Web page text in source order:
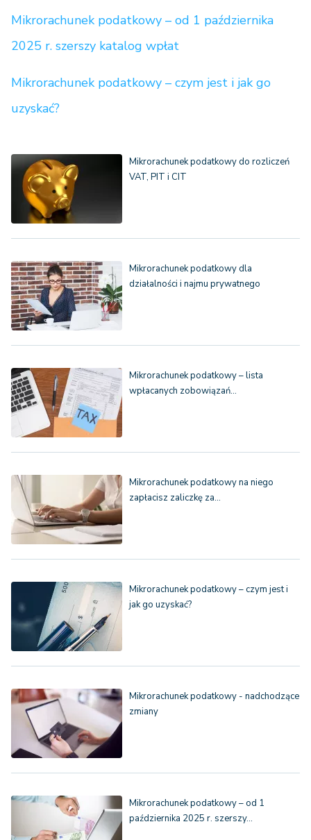
Mikrorachunek podatkowy – od 1 października
2025 r. szerszy katalog wpłat
Mikrorachunek podatkowy – czym jest i jak go
uzyskać?
Mikrorachunek podatkowy do rozliczeń
VAT, PIT i CIT
Mikrorachunek podatkowy dla
działalności i najmu prywatnego
Mikrorachunek podatkowy – lista
wpłacanych zobowiązań…
Mikrorachunek podatkowy na niego
zapłacisz zaliczkę za…
Mikrorachunek podatkowy – czym jest i
jak go uzyskać?
Mikrorachunek podatkowy - nadchodzące
zmiany
Mikrorachunek podatkowy – od 1
października 2025 r. szerszy…